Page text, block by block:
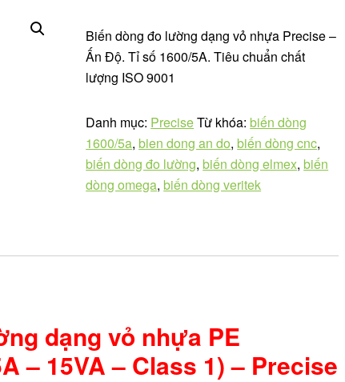
Biến dòng đo lường dạng vỏ nhựa Precise –
Ấn Độ. Tỉ số 1600/5A. Tiêu chuẩn chất
lượng ISO 9001
Danh mục: PreciseTừ khóa:biến dòng
1600/5a,bien dong an do,biến dòng cnc,
biến dòng đo lường,biến dòng elmex,biến
dòng omega,biến dòng veritek
dạng vỏ nhựa PE
– 15VA – Class 1) – Precise